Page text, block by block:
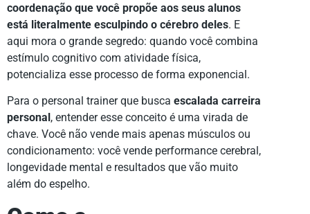
coordenação que você propõe aos seus alunos
está literalmente esculpindo o cérebro deles. E
aqui mora o grande segredo: quando você combina
estímulo cognitivo com atividade física,
potencializa esse processo de forma exponencial.
Para o personal trainer que busca escalada carreira
personal , entender esse conceito é uma virada de
chave. Você não vende mais apenas músculos ou
condicionamento: você vende performance cerebral,
longevidade mental e resultados que vão muito
além do espelho.